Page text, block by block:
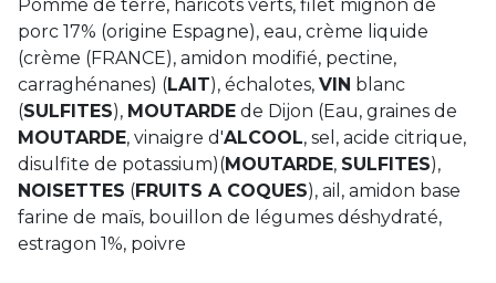
Pomme de terre, haricots verts, filet mignon de
porc 17% (origine Espagne), eau, crème liquide
(crème (FRANCE), amidon modifié, pectine,
carraghénanes) (LAIT), échalotes, VIN blanc
(SULFITES), MOUTARDE de Dijon (Eau, graines de
MOUTARDE, vinaigre d'ALCOOL, sel, acide citrique,
disulfite de potassium)(MOUTARDE, SULFITES),
NOISETTES (FRUITS A COQUES), ail, amidon base
farine de maïs, bouillon de légumes déshydraté,
estragon 1%, poivre